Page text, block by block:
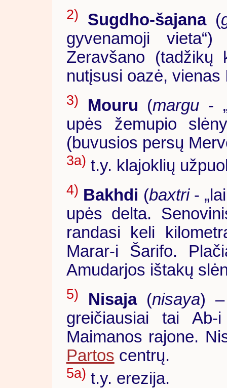
2) Sugdho-šajana(
gyvenamoji
Zeravšano (tadžikų
nutįsusi oazė,
3) Mouru (margu -
upės žemupio
(buvusios persų
3a) t.y. klajoklių
4) Bakhdi (baxtri-
upės delta.
randasi keli
Marar-i Šarifo.
Amudarjos ištakų
5) Nisaja(nisaya) –
greičiausiai tai Ab-
Maimanos rajone.
Partos centrų.
5a) t.y. erezija.